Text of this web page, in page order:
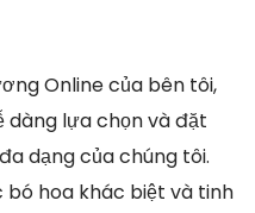
Online của bên tôi,
dàng lựa chọn và đặt
dạng của chúng tôi.
hoa khác biệt và tinh